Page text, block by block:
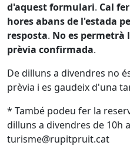
d'aquest formulari. Cal
hores abans de l'estada
resposta. No es permetrà
prèvia confirmada.
De dilluns a divendres no
prèvia i es gaudeix d'una
* També podeu fer la
dilluns a divendres de 10h
turisme@rupitpruit.cat